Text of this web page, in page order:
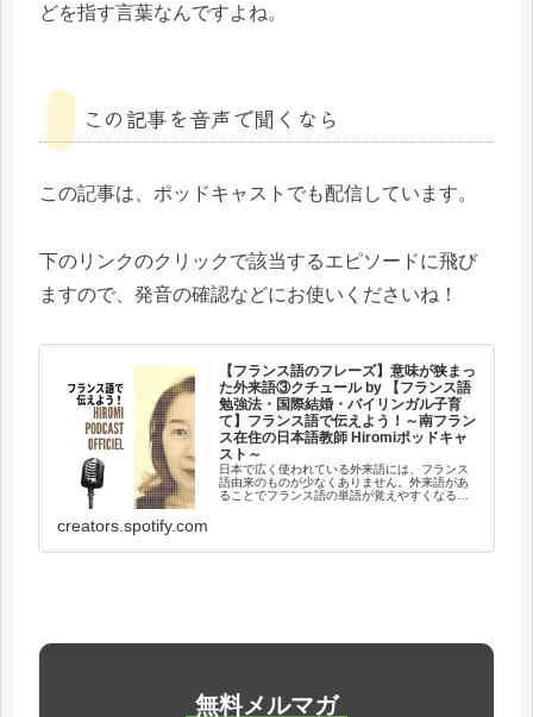
どを指す言葉なんですよね。
この記事を音声で聞くなら
この記事は、ポッドキャストでも配信しています。
下のリンクのクリックで該当するエピソードに飛び
ますので、発音の確認などにお使いくださいね！
【フランス語のフレーズ】意味が狭まっ
た外来語③クチュール by 【フランス語
勉強法・国際結婚・バイリンガル子育
て】フランス語で伝えよう！～南フラン
ス在住の日本語教師 Hiromiポッドキャ
スト～
日本で広く使われている外来語には、フランス
語由来のものが少なくありません。外来語があ
ることでフランス語の単語が覚えやすくなる反
creators.spotify.com
無料メルマガ